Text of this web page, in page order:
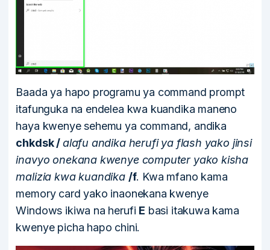
Baada ya hapo programu ya command prompt
itafunguka na endelea kwa kuandika maneno
haya kwenye sehemu ya command, andika
chkdsk /alafu andika herufi ya flash yako jinsi
inavyo onekana kwenye computer yako kisha
malizia kwa kuandika /f. Kwa mfano kama
memory card yako inaonekana kwenye
Windows ikiwa na herufi E basi itakuwa kama
kwenye picha hapo chini.